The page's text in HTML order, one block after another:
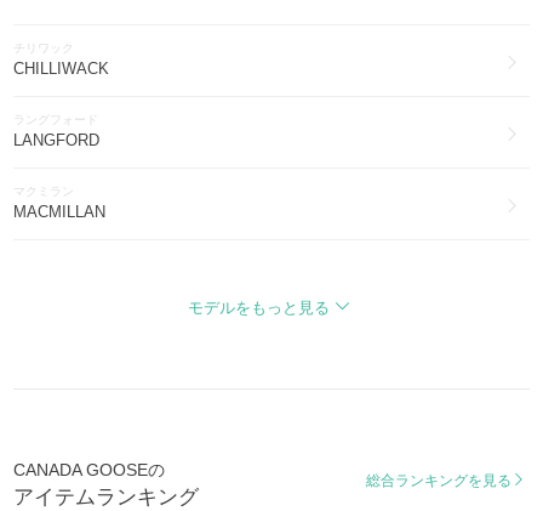
チリワック
CHILLIWACK
ラングフォード
LANGFORD
マクミラン
MACMILLAN
HYBRIDGE KNIT JACKET
モデルをもっと見る
CANADA GOOSEの
アイテムランキング
総合ランキングを見る